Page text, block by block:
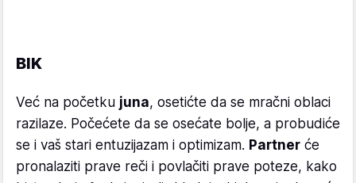
BIK
Već na početku juna, osetićte da se mračni oblaci
razilaze. Počećete da se osećate bolje, a probudiće
se i vaš stari entuzijazam i optimizam. Partner će
pronalaziti prave reči i povlačiti prave poteze, kako